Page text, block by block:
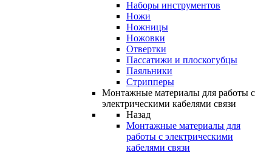
Наборы инструментов
Ножи
Ножницы
Ножовки
Отвертки
Пассатижи и плоскогубцы
Паяльники
Стрипперы
Монтажные материалы для работы с
электрическими кабелями связи
Назад
Монтажные материалы для
работы с электрическими
кабелями связи